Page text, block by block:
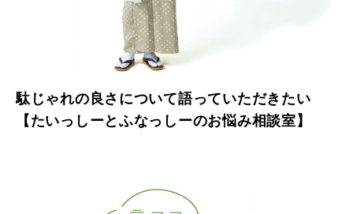
駄じゃれの良さについて語っていただきたい
【たいっしーとふなっしーのお悩み相談室】